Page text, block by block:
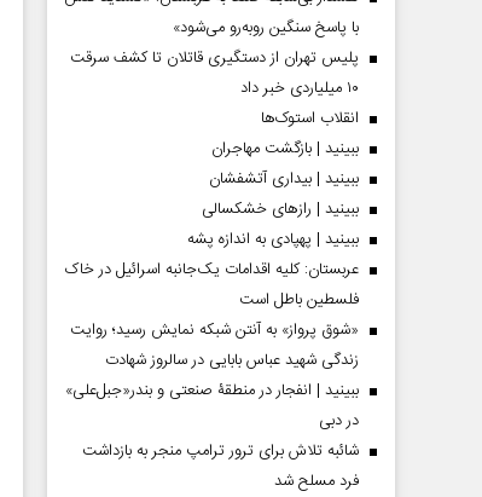
با پاسخ سنگین روبه‌رو می‌شود»
پلیس تهران از دستگیری قاتلان تا کشف سرقت
۱۰ میلیاردی خبر داد
انقلاب استوک‌ها
ببینید | بازگشت مهاجران
ببینید | بیداری آتشفشان
ببینید | رازهای خشکسالی
ببینید | پهپادی به اندازه پشه
عربستان: کلیه اقدامات یک‌جانبه اسرائیل در خاک
فلسطین باطل است
«شوق پرواز» به آنتن شبکه نمایش رسید؛ روایت
زندگی شهید عباس بابایی در سالروز شهادت
ببینید | انفجار در منطقۀ صنعتی و بندر«جبل‌علی»
در دبی
شائبه تلاش برای ترور ترامپ منجر به بازداشت
فرد مسلح شد